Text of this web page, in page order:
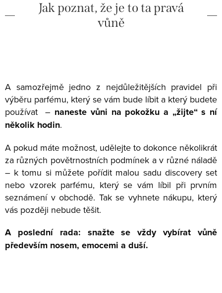
Jak poznat, že je to ta pravá
vůně
A samozřejmě jedno z nejdůležitějších pravidel při
výběru parfému, který se vám bude líbit a který budete
používat – naneste vůni na pokožku a „žijte“ s ní
několik hodin.
A pokud máte možnost, udělejte to dokonce několikrát
za různých povětrnostních podmínek a v různé náladě
– k tomu si můžete pořídit malou sadu discovery set
nebo vzorek parfému, který se vám líbil při prvním
seznámení v obchodě. Tak se vyhnete nákupu, který
vás později nebude těšit.
A poslední rada: snažte se vždy vybírat vůně
především nosem, emocemi a duší.